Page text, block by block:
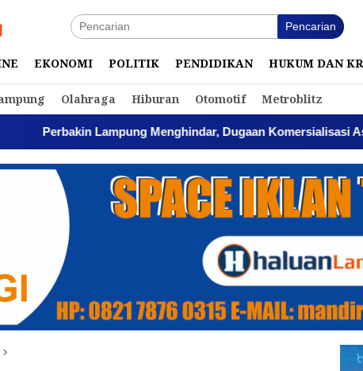
Pencarian
EKONOMI POLITIK PENDIDIKAN HUKUM DAN
Olahraga Hiburan Otomotif Metroblitz
Lampung Menghindar, Dugaan Komersialisasi Aset Pemprov